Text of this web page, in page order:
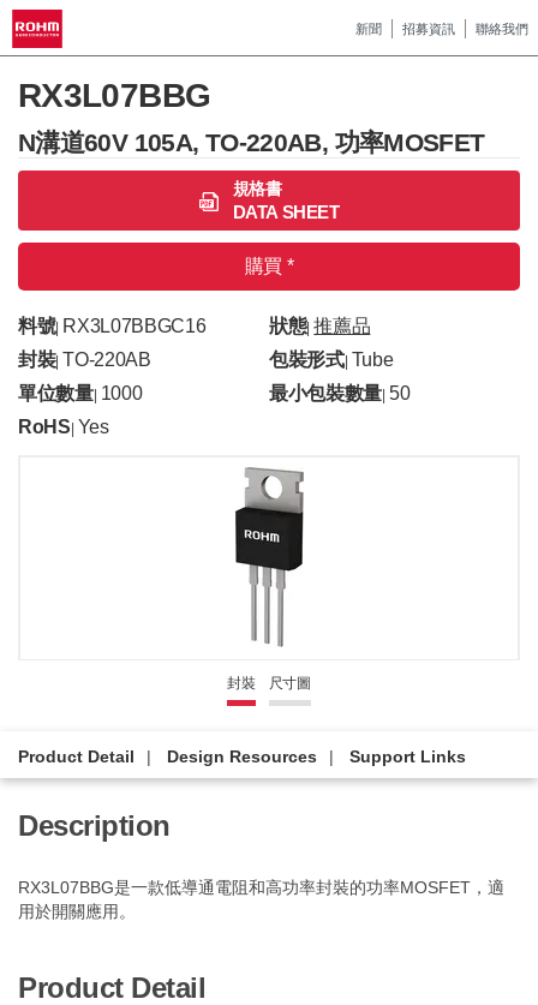
新聞 招募資訊 聯絡我們
RX3L07BBG
N溝道60V 105A, TO-220AB, 功率MOSFET
規格書
DATA SHEET
購買 *
料號| RX3L07BBGC16 狀態|推薦品
封裝| TO-220AB 包裝形式| Tube
單位數量| 1000 最小包裝數量 |50
RoHS Yes
封裝 尺寸圖
Product Detail Design Resources Support Links
Description
RX3L07BBG是一款低導通電阻和高功率封裝的功率MOSFET，適
用於開關應用。
Product Detail